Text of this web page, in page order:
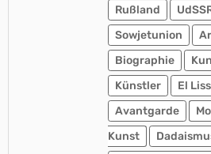
Rußland
Sowjetunion
Biographie
Künstler
El
Avantgarde
Kunst